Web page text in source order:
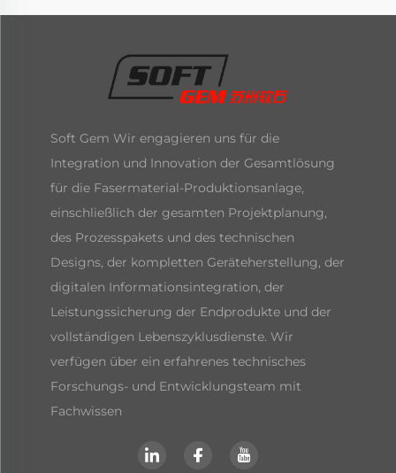
Soft Gem Wir engagieren uns für die
Integration und Innovation der Gesamtlösung
für die Fasermaterial-Produktionsanlage,
einschließlich der gesamten Projektplanung,
des Prozesspakets und des technischen
Designs, der kompletten Geräteherstellung, der
digitalen Informationsintegration, der
Leistungssicherung der Endprodukte und der
vollständigen Lebenszyklusdienste. Wir
verfügen über ein erfahrenes technisches
Forschungs- und Entwicklungsteam mit
Fachwissen